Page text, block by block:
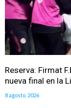
Reserva: Firmat
nueva final en la
8 agosto, 2026